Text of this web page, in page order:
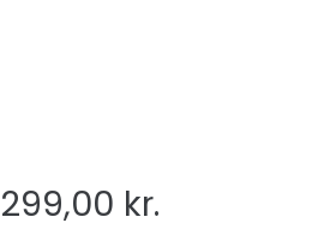
299,00 kr.